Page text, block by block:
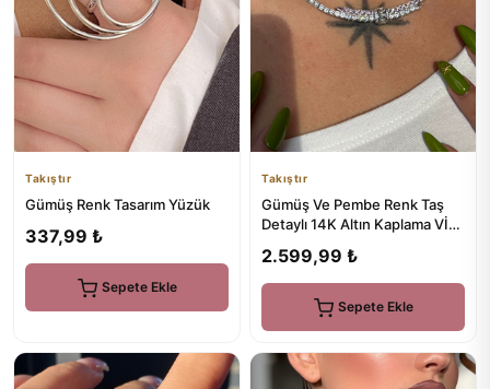
Takıştır
Gümüş Renk Tasarım Yüzük
337,99 ₺
Sepete Ekle
Takıştır
Gümüş Ve Pembe Renk Taş
Detaylı 14K Altın Kaplama VİP
2.599,99 ₺
Sepete Ekle